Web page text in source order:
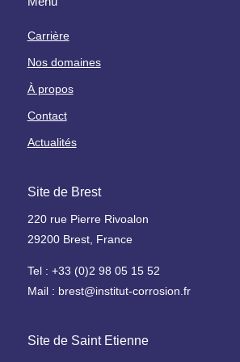
u
o
i
n
u
s
t
e
l
F
m
a
o
e
H
g
a
z
o
x
u
Carrière
Nos domaines
À propos
Contact
Actualités
Site de Brest
220 rue Pierre Rivoalon
29200 Brest, France
Tel : +33 (0)2 98 05 15 52
Mail : brest@institut-corrosion.fr
Site de Saint Etienne